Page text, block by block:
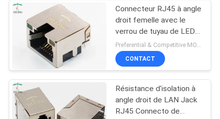
VISITE
D'USINE
CONTRÔLE
DE
QUALITÉ
magnetics intégré
rj45
30
Connecteur RJ45 à angle
droit femelle avec le
verrou de tuyau de LED
cherchant le type de trou
de carte PCB -
CONTACT
Résistance d'isolation à
angle droit de LAN Jack
RJ45 Connecto de